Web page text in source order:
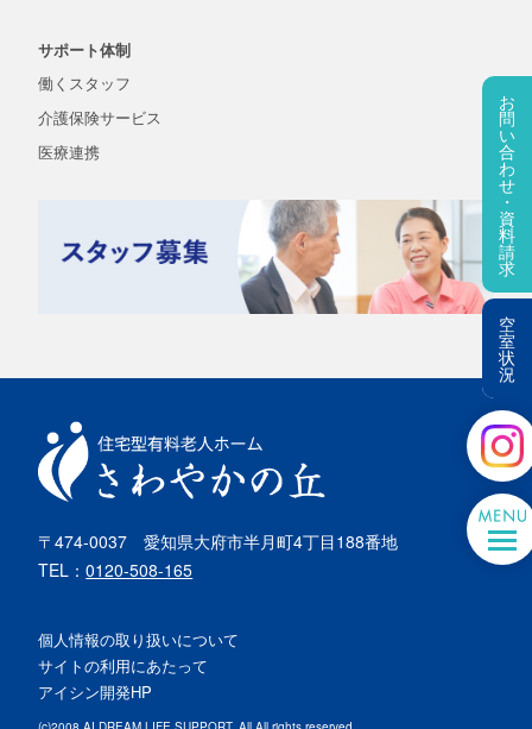
お
問
い
合
わ
せ
・
資
料
請
求
空
室
状
況
サポート体制
働くスタッフ
介護保険サービス
医療連携
〒474-0037愛知県大府市半月町4丁目188番地
TEL：0120-508-165
個人情報の取り扱いについて
サイトの利用にあたって
アイシン開発HP